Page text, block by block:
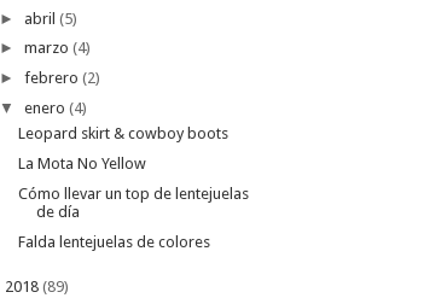
► abril (5)
► marzo (4)
► febrero (2)
▼ enero (4)
Leopard skirt & cowboy boots
La Mota No Yellow
Cómo llevar un top de lentejuelas
de día
Falda lentejuelas de colores
2018 (89)